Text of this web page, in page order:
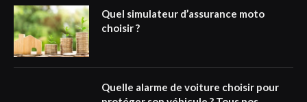
Quel simulateur d’assurance moto
choisir ?
Quelle alarme de voiture choisir pour